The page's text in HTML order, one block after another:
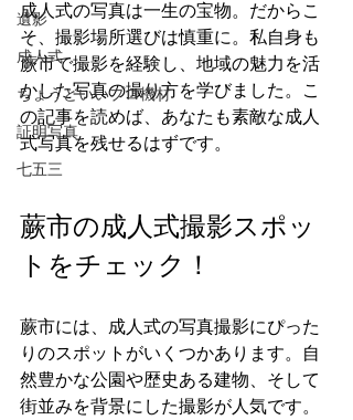
遺影
成人式
ちょうどいいプロ機材
証明写真
七五三
成人式の写真は一生の宝物。だからこ
そ、撮影場所選びは慎重に。私自身も
蕨市で撮影を経験し、地域の魅力を活
かした写真の撮り方を学びました。こ
の記事を読めば、あなたも素敵な成人
式写真を残せるはずです。
蕨市の成人式撮影スポッ
トをチェック！
蕨市には、成人式の写真撮影にぴった
りのスポットがいくつかあります。自
然豊かな公園や歴史ある建物、そして
街並みを背景にした撮影が人気です。